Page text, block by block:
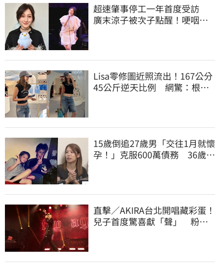
超速肇事停工一年首度受訪
廣末涼子被次子點醒！哽咽吐
Lisa零修圖近照流出！167公分
45公斤逆天比例 網驚：根本
15歲倒追27歲男「交往1月就懷
孕！」克服600萬債務 36歲美
直擊／AKIRA台北開唱藏彩蛋！
兒子首度驚喜獻「聲」 粉絲